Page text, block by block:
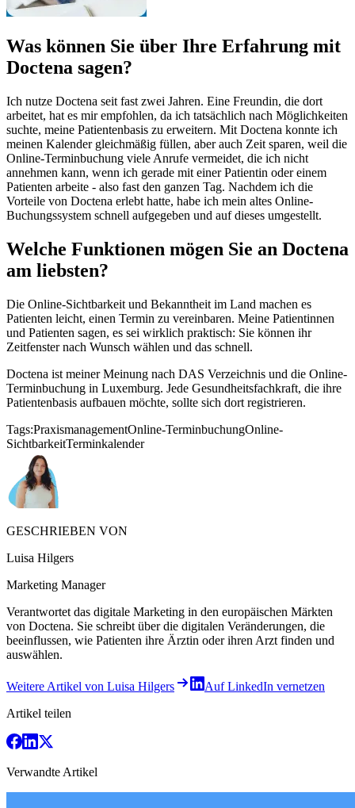
Was können Sie über Ihre Erfahrung mit
Doctena sagen?
Ich nutze Doctena seit fast zwei Jahren. Eine Freundin, die dort
arbeitet, hat es mir empfohlen, da ich tatsächlich nach Möglichkeiten
suchte, meine Patientenbasis zu erweitern. Mit Doctena konnte ich
meinen Kalender gleichmäßig füllen, aber auch Zeit sparen, weil die
Online-Terminbuchung viele Anrufe vermeidet, die ich nicht
annehmen kann, wenn ich gerade mit einer Patientin oder einem
Patienten arbeite - also fast den ganzen Tag. Nachdem ich die
Vorteile von Doctena erlebt hatte, habe ich mein altes Online-
Buchungssystem schnell aufgegeben und auf dieses umgestellt.
Welche Funktionen mögen Sie an Doctena
am liebsten?
Die Online-Sichtbarkeit und Bekanntheit im Land machen es
Patienten leicht, einen Termin zu vereinbaren. Meine Patientinnen
und Patienten sagen, es sei wirklich praktisch: Sie können ihr
Zeitfenster nach Wunsch wählen und das schnell.
Doctena ist meiner Meinung nach DAS Verzeichnis und die Online-
Terminbuchung in Luxemburg. Jede Gesundheitsfachkraft, die ihre
Patientenbasis aufbauen möchte, sollte sich dort registrieren.
Tags:PraxismanagementOnline-TerminbuchungOnline-
SichtbarkeitTerminkalender
GESCHRIEBEN VON
Luisa Hilgers
Marketing Manager
Verantwortet das digitale Marketing in den europäischen Märkten
von Doctena. Sie schreibt über die digitalen Veränderungen, die
beeinflussen, wie Patienten ihre Ärztin oder ihren Arzt finden und
auswählen.
Weitere Artikel von Luisa Hilgers
Auf LinkedIn vernetzen
Artikel teilen
Verwandte Artikel